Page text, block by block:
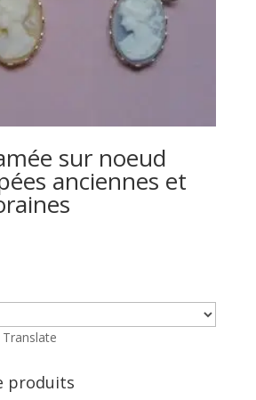
sur noeud
anciennes et
Translate
produits